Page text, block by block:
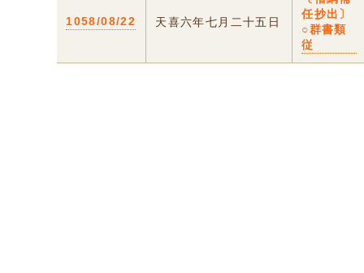
1058/08/22 天喜六年七月二十五日
任抄出〕
○群書類
従